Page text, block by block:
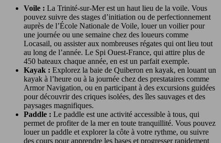
Voile : La Trinité-sur-Mer est un haut lieu de la voile. Vous
pouvez suivre des stages d’initiation ou de perfectionnement
auprès de l’École Nationale de Voile, louer un voilier pour
une journée ou une semaine chez des loueurs comme
Locasail, ou assister aux nombreuses régates qui ont lieu tout
au long de l’année. Le Spi Ouest-France, qui attire plus de
450 bateaux chaque année, en est un parfait exemple.
Kayak : Explorez la baie de Quiberon en kayak, en louant un
kayak à l’heure ou à la journée chez des prestataires comme
Armor Navigation, ou en participant à des excursions guidées
pour découvrir des criques isolées, des îles sauvages et des
paysages magnifiques.
Paddle : Le paddle est une activité accessible à tous, qui
permet de profiter de la mer en toute tranquillité. Vous pouvez
louer un paddle et explorer la côte à votre rythme, ou suivre
des cours pour apprendre les bases et progresser rapidement